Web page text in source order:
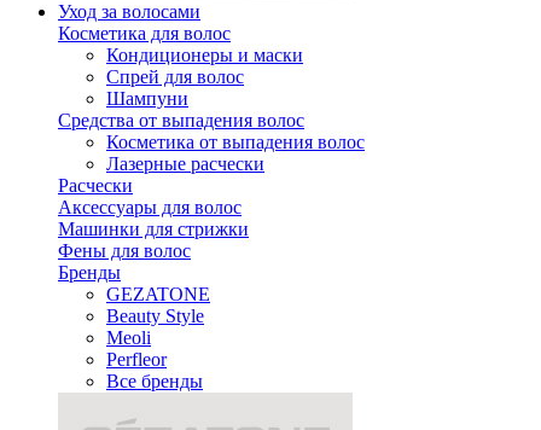
Уход за волосами
Косметика для волос
Кондиционеры и маски
Спрей для волос
Шампуни
Средства от выпадения волос
Косметика от выпадения волос
Лазерные расчески
Расчески
Аксессуары для волос
Машинки для стрижки
Фены для волос
Бренды
GEZATONE
Beauty Style
Meoli
Perfleor
Все бренды